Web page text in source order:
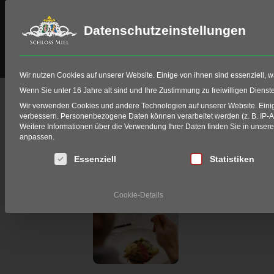
HIO Fitting Schloss Miel Golf
MÄRZ, 2026
CHÂTEAU
Datenschutzeinstellungen
Wir nutzen Cookies auf unserer Website. Einige von ihnen sind essenziell,
Wenn Sie unter 16 Jahre alt sind und Ihre Zustimmung zu freiwilligen
Wir verwenden Cookies und andere Technologien auf unserer Website.
verbessern. Personenbezogene Daten können verarbeitet werden (z. B.
Weitere Informationen über die Verwendung Ihrer Daten finden Sie in
anpassen.
Es folgt eine Liste der Service-Gruppen, für die eine
Essenziell Statistiken
Cookie-Details